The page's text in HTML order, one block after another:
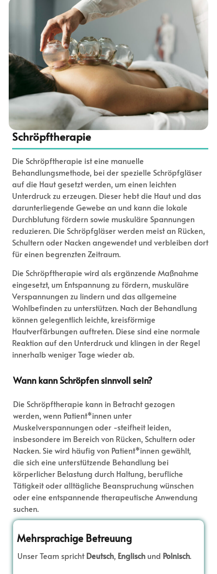
Schröpftherapie
Die Schröpftherapie ist eine manuelle
Behandlungsmethode, bei der spezielle Schröpfgläser
auf die Haut gesetzt werden, um einen leichten
Unterdruck zu erzeugen. Dieser hebt die Haut und das
darunterliegende Gewebe an und kann die lokale
Durchblutung fördern sowie muskuläre Spannungen
reduzieren. Die Schröpfgläser werden meist an Rücken,
Schultern oder Nacken angewendet und verbleiben dort
für einen begrenzten Zeitraum.
Die Schröpftherapie wird als ergänzende Maßnahme
eingesetzt, um Entspannung zu fördern, muskuläre
Verspannungen zu lindern und das allgemeine
Wohlbefinden zu unterstützen. Nach der Behandlung
können gelegentlich leichte, kreisförmige
Hautverfärbungen auftreten. Diese sind eine normale
Reaktion auf den Unterdruck und klingen in der Regel
innerhalb weniger Tage wieder ab.
Wann kann Schröpfen sinnvoll sein?
Die Schröpftherapie kann in Betracht gezogen
werden, wenn Patient*innen unter
Muskelverspannungen oder -steifheit leiden,
insbesondere im Bereich von Rücken, Schultern oder
Nacken. Sie wird häufig von Patient*innen gewählt,
die sich eine unterstützende Behandlung bei
körperlicher Belastung durch Haltung, berufliche
Tätigkeit oder alltägliche Beanspruchung wünschen
oder eine entspannende therapeutische Anwendung
suchen.
Mehrsprachige Betreuung
Unser Team sprichtDeutsch, Englisch und Polnisch.